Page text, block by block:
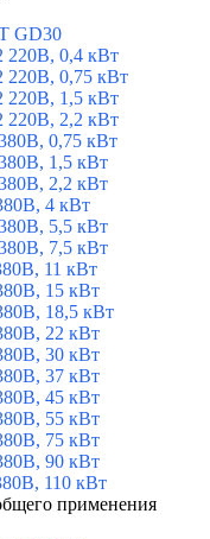
GD30
220В, 0,4 кВт
220В, 0,75 кВт
220В, 1,5 кВт
220В, 2,2 кВт
0,75 кВт
1,5 кВт
2,2 кВт
4 кВт
5,5 кВт
7,5 кВт
11 кВт
15 кВт
18,5 кВт
22 кВт
30 кВт
37 кВт
45 кВт
55 кВт
75 кВт
90 кВт
110 кВт
применения